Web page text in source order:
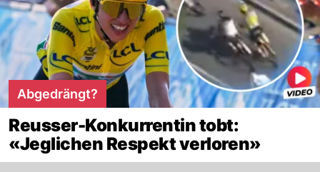
Abgedrängt?
Reusser-Konkurrentin tobt:
«Jeglichen Respekt verloren»